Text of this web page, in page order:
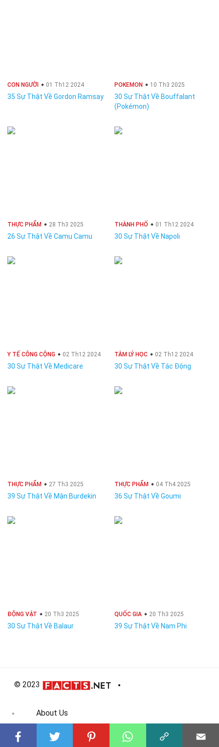
CON NGƯỜI 01 Th12 2024
35 Sự Thật Về Gordon Ramsay
POKEMON 10 Th3 2025
30 Sự Thật Về Bouffalant
(Pokémon)
THỰC PHẨM 28 Th3 2025
26 Sự Thật Về Camu Camu
THÀNH PHỐ 01 Th12 2024
30 Sự Thật Về Napoli
Y TẾ CÔNG CỘNG 02 Th12 2024
30 Sự Thật Về Medicare
TÂM LÝ HỌC 02 Th12 2024
30 Sự Thật Về Tác Động
THỰC PHẨM 27 Th3 2025
39 Sự Thật Về Mận Burdekin
THỰC PHẨM 04 Th4 2025
36 Sự Thật Về Goumi
ĐỘNG VẬT 20 Th3 2025
30 Sự Thật Về Balaur
QUỐC GIA 20 Th3 2025
39 Sự Thật Về Nam Phi
© 2023
About Us
Editorial Policy